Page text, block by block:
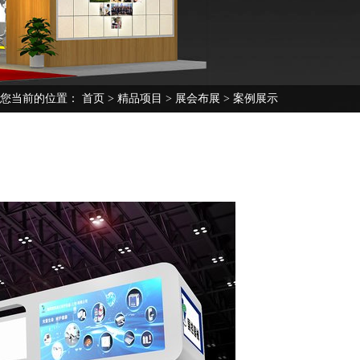
您当前的位置： 首页 > 精品项目 > 展会布展 > 案例展示